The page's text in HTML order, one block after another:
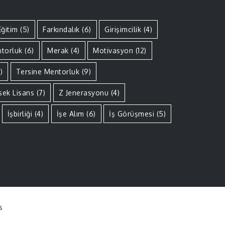
(5) Farkındalık (6) Girişimcilik (4)
(6) Merak (4) Motivasyon (12)
Tersine Mentorluk (9)
Lisans (7) Z Jenerasyonu (4)
İşbirliği (4) İşe Alım (6) İş Görüşmesi (5)